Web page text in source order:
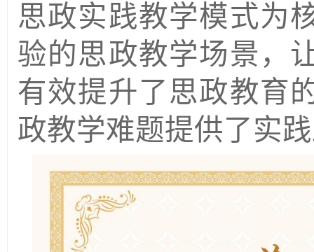
思政实践教学模式为
验的思政教学场景，
有效提升了思政教育
政教学难题提供了实